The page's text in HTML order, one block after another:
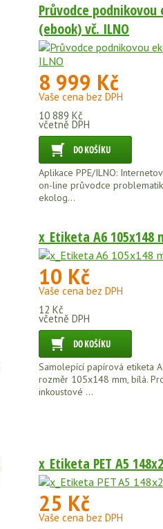
Průvodce
(ebook) vč. ILNO
8 999 Kč
Vaše cena bez DPH
10 889 Kč
včetně DPH
Aplikace PPE/ILNO:
on-line průvodce
ekolog...
x_Etiketa A6 105x148
10 Kč
Vaše cena bez DPH
12 Kč
včetně DPH
Samolepící papírová etiketa
rozměr 105x148 mm, bílá.
inkoustové ...
x_Etiketa PET A5
25 Kč
Vaše cena bez DPH